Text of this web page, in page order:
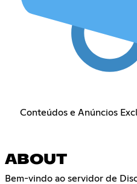
Conteúdos e Anúncios
ABOUT
Bem-vindo ao servidor de